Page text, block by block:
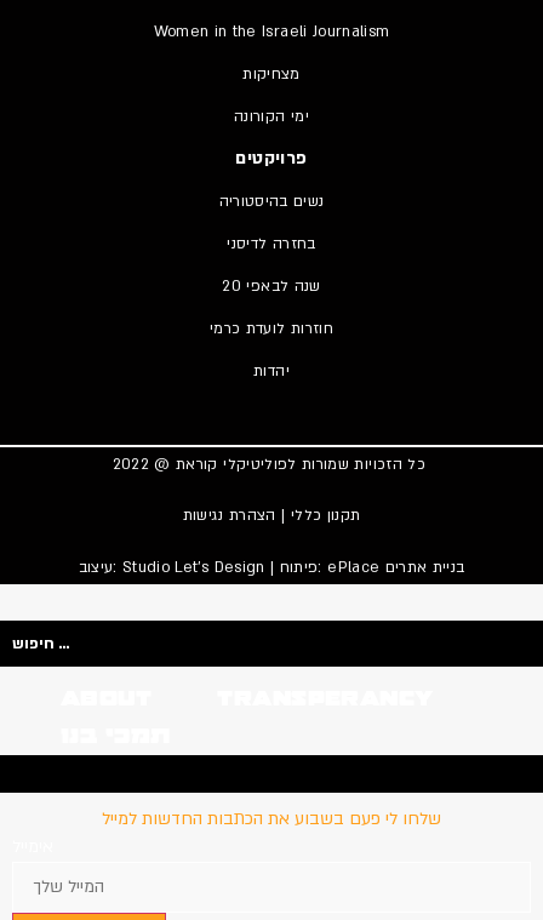
Women in the Israeli Journalism
מצחיקות
ימי הקורונה
פרויקטים
נשים בהיסטוריה
בחזרה לדיסני
20 שנה לבאפי
חוזרות לועדת כרמי
יהדות
תקנון כללי | הצהרת נגישות
עיצוב: Studio Let’s Design | פיתוח: ePlace בניית אתרים
Search
שלחו לי פעם בשבוע את הכתבות החדשות למייל